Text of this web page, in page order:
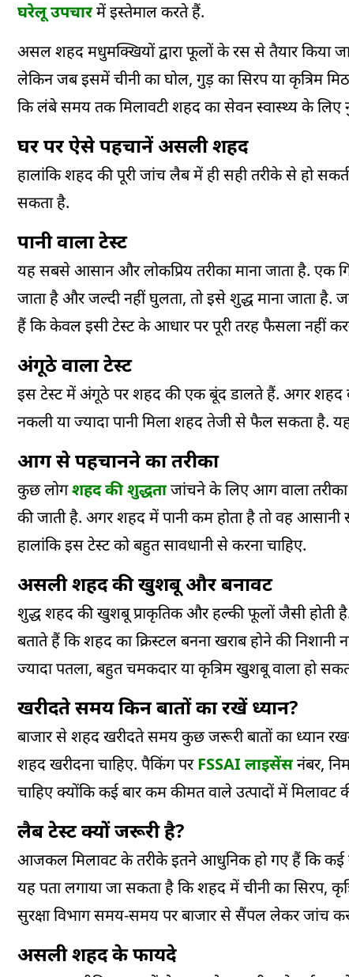
घरेलू उपचारमें इस्तेमाल करते हैं.
असल शहद मधुमक्खियों द्वारा फूलों के रस से तैयार किया
लेकिन जब इसमें चीनी का घोल, गुड़ का सिरप या कृत्रिम
कि लंबे समय तक मिलावटी शहद का सेवन स्वास्थ्य के लिए
घर पर ऐसे पहचानें असली शहद
हालांकि शहद की पूरी जांच लैब में ही सही तरीके से हो
सकता है.
पानी वाला टेस्ट
यह सबसे आसान और लोकप्रिय तरीका माना जाता है.
जाता है और जल्दी नहीं घुलता, तो इसे शुद्ध माना जाता
हैं कि केवल इसी टेस्ट के आधार पर पूरी तरह फैसला नहीं
अंगूठे वाला टेस्ट
इस टेस्ट में अंगूठे पर शहद की एक बूंद डालते हैं. अगर शहद
नकली या ज्यादा पानी मिला शहद तेजी से फैल सकता है.
आग से पहचानने का तरीका
कुछ लोगशहद की शुद्धताजांचने के लिए आग वाला
की जाती है. अगर शहद में पानी कम होता है तो वह
हालांकि इस टेस्ट को बहुत सावधानी से करना चाहिए.
असली शहद की खुशबू और बनावट
शुद्ध शहद की खुशबू प्राकृतिक और हल्की फूलों जैसी होती
बताते हैं कि शहद का क्रिस्टल बनना खराब होने की
ज्यादा पतला, बहुत चमकदार या कृत्रिम खुशबू वाला हो
खरीदते समय किन बातों का रखें ध्यान?
बाजार से शहद खरीदते समय कुछ जरूरी बातों का ध्यान
शहद खरीदना चाहिए. पैकिंग परFSSAI लाइसेंसनंबर,
चाहिए क्योंकि कई बार कम कीमत वाले उत्पादों में मिलावट
लैब टेस्ट क्यों जरूरी है?
आजकल मिलावट के तरीके इतने आधुनिक हो गए हैं कि कई
यह पता लगाया जा सकता है कि शहद में चीनी का सिरप,
सुरक्षा विभाग समय-समय पर बाजार से सैंपल लेकर जांच
असली शहद के फायदे